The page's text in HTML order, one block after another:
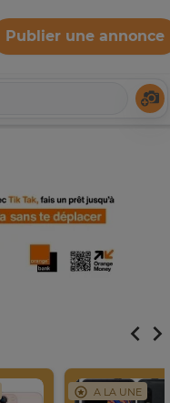
Publier une annonce
A LA UNE